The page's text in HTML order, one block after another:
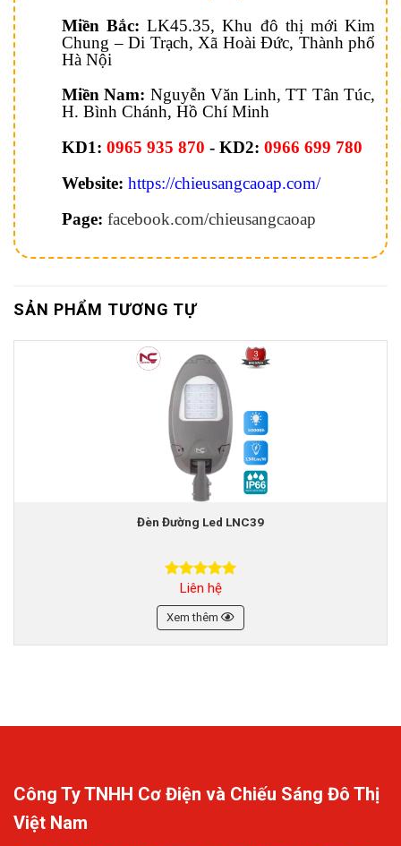
Miền Bắc: LK45.35, Khu đô thị mới Kim
Chung – Di Trạch, Xã Hoài Đức, Thành phố
Hà Nội
Miền Nam: Nguyễn Văn Linh, TT Tân Túc,
H. Bình Chánh, Hồ Chí Minh
KD1: 0965 935 870 - KD2: 0966 699 780
Website: https://chieusangcaoap.com/
Page: facebook.com/chieusangcaoap
SẢN PHẨM TƯƠNG TỰ
Đèn Đường Led LNC39
Được xếp
hạng5.00
5 sao
Liên hệ
Xem thêm
Công Ty TNHH Cơ Điện và Chiếu Sáng Đô Thị
Việt Nam